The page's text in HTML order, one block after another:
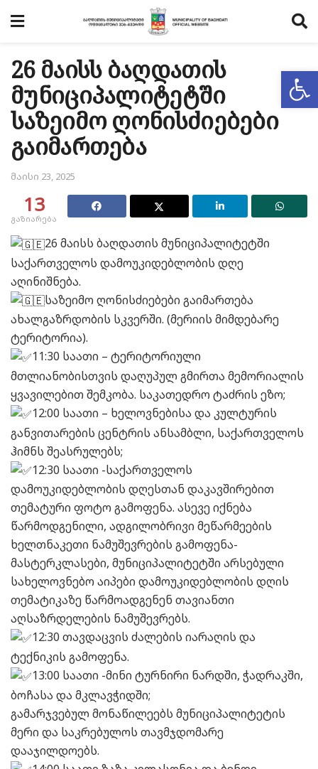
26 მაისს ბაღდათის
მუნიციპალიტეტში
საზეიმო ღონისძიებები
გაიმართება
მაისი 23, 2025
13
გაზიარება
26 მაისს ბაღდათის მუნიციპალიტეტში
საქართველოს დამოუკიდებლობის დღე
აღინიშნება.
საზეიმო ღონისძიებები გაიმართება
ახალგაზრდობის სკვერში. (მერიის მიმდებარე
ტერიტორია).
11:30 საათი – ტერიტორიული
მთლიანობისთვის დაღუპულ გმირთა მემორიალის
ყვავილებით შემკობა. საკათედრო ტაძრის ეზო;
12:00 საათი – ხელოვნებისა და კულტურის
განვითარების ცენტრის ანსამბლი, საქართველოს
ჰიმნს შეასრულებს;
12:30 საათი -საქართველოს
დამოუკიდებლობის დღესთან დაკავშირებით
თემატური ფოტო გამოფენა. ასევე იქნება
წარმოდგენილი, ადგილობრივი მეწარმეების
ხელთნაკეთი ნამუშევრების გამოფენა-
მასტერკლასები, მუნიციპალიტეტში არსებული
სახელოვნებო აიპები დამოუკიდებლობის დღის
თემატიკაზე წარმოადგენენ თავიანთი
აღსაზრდელების ნამუშევრებს.
12:30 თავდაცვის ძალების იარაღის და
ტექნიკის გამოფენა.
13:00 საათი -მინი ტურნირი ნარდში, ჭადრაკში,
ბოჩასა და მკლავჭიდში;
გამარჯვებულ მონაწილეებს მუნიციპალიტეტის
მერი და საკრებულოს თავმჯდომარე
დააჯილდოებს.